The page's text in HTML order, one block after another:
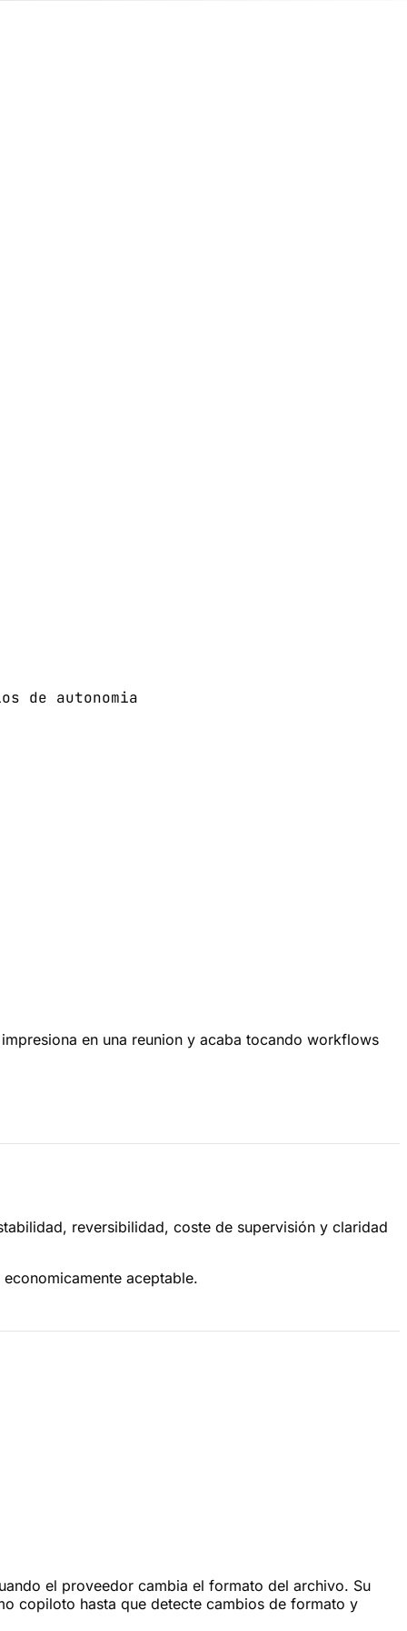
de autonomia
en una reunion y acaba tocando workflows
reversibilidad, coste de supervisión y claridad
aceptable.
el proveedor cambia el formato del archivo. Su
copiloto hasta que detecte cambios de formato y